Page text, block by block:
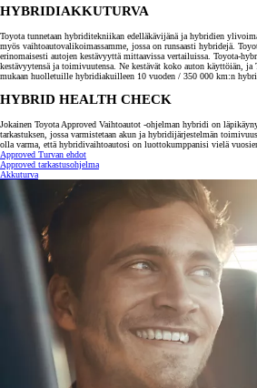
HYBRIDIAKKUTURVA
Toyota tunnetaan hybriditekniikan edelläkävijänä ja hybridien
myös vaihtoautovalikoimassamme, jossa on runsaasti hybridejä.
erinomaisesti autojen kestävyyttä mittaavissa vertailuissa. Toyota-
kestävyytensä ja toimivuutensa. Ne kestävät koko auton käyttöiän,
mukaan huolletuille hybridiakuilleen 10 vuoden / 350 000 km:n
HYBRID HEALTH CHECK
Jokainen Toyota Approved Vaihtoautot -ohjelman hybridi on
tarkastuksen, jossa varmistetaan akun ja hybridijärjestelmän
olla varma, että hybridivaihtoautosi on luottokumppanisi vielä
Approved Turvan ehdot
Approved tarkastusohjelma
Akkuturva